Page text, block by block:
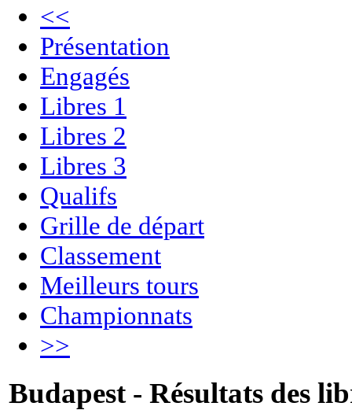
<<
Présentation
Engagés
Libres 1
Libres 2
Libres 3
Qualifs
Grille de départ
Classement
Meilleurs tours
Championnats
>>
Budapest - Résultats des